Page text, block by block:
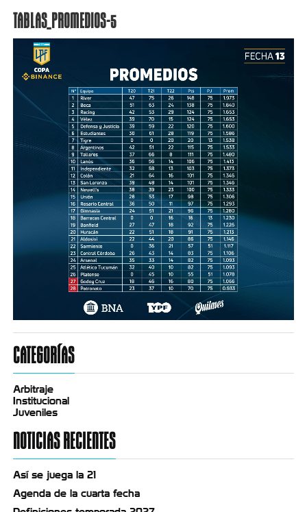
TABLAS_PROMEDIOS-5
CATEGORÍAS
Arbitraje
Institucional
Juveniles
NOTICIAS RECIENTES
Así se juega la 21
Agenda de la cuarta fecha